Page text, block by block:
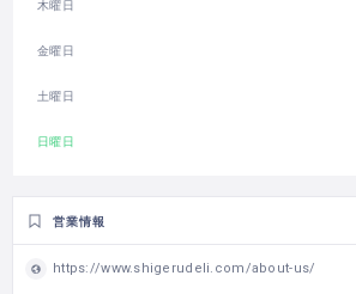
木曜日
金曜日
土曜日
日曜日
営業情報
https://www.shigerudeli.com/about-us/